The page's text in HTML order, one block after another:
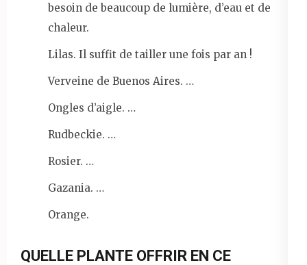
besoin de beaucoup de lumière, d’eau et de
chaleur.
Lilas. Il suffit de tailler une fois par an !
Verveine de Buenos Aires. …
Ongles d’aigle. …
Rudbeckie. …
Rosier. …
Gazania. …
Orange.
QUELLE PLANTE OFFRIR EN CE